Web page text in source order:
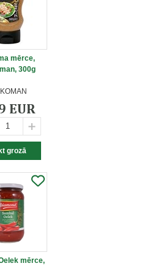
mērce,
300g
EUR
mērce,